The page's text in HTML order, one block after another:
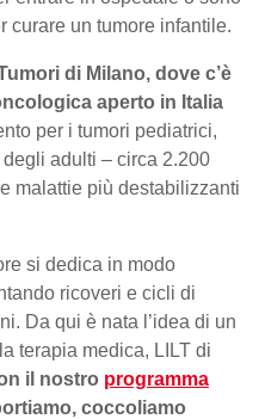
curare un tumore infantile.
di Milano, dove c’è
aperto in Italia
per i tumori pediatrici,
adulti – circa 2.200
malattie più destabilizzanti
si dedica in modo
ricoveri e cicli di
Da qui è nata l’idea di un
terapia medica, LILT di
il nostro programma
coccoliamo